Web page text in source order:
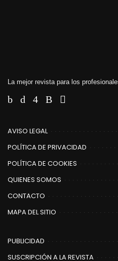
La mejor revista para los
AVISO LEGAL
POLÍTICA DE PRIVACIDAD
POLÍTICA DE COOKIES
QUIENES SOMOS
CONTACTO
MAPA DEL SITIO
PUBLICIDAD
SUSCRIPCIÓN A LA REVISTA